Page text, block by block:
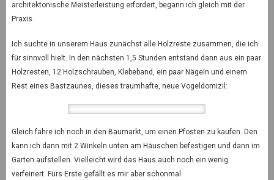
architektonische Meisterleistung erfordert, begann ich gleich mit der
Praxis.
Ich suchte in unserem Haus zunächst alle Holzreste zusammen, die ich
für sinnvoll hielt. In den nächsten 1,5 Stunden entstand dann aus ein paar
Holzresten, 12 Holzschrauben, Klebeband, ein paar Nägeln und einem
Rest eines Bastzaunes, dieses traumhafte, neue Vogeldomizil:
Gleich fahre ich noch in den Baumarkt, um einen Pfosten zu kaufen. Den
kann ich dann mit 2 Winkeln unten am Häuschen befestigen und dann im
Garten aufstellen. Vielleicht wird das Haus auch noch ein wenig
verfeinert. Fürs Erste gefällt es mir aber schonmal.